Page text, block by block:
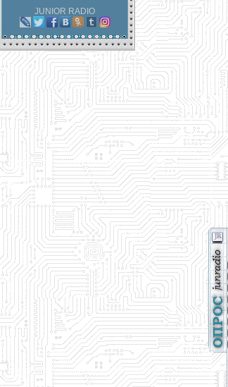
JUNIOR RADIO